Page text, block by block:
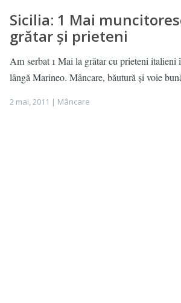
Sicilia: 1 Mai
grătar și prieteni
Am serbat 1 Mai la grătar cu prieteni italieni
lângă Marineo. Mâncare, băutură și voie
2 mai, 2011 | Mâncare